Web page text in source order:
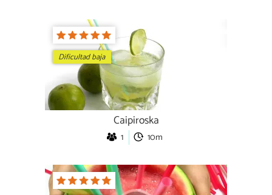
Dificultad baja
Caipiroska
1 10m